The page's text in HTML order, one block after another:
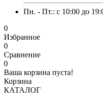
Пн. - Пт.: c 10:00 до
0
Избранное
0
Сравнение
0
Ваша корзина пуста!
Корзина
КАТАЛОГ